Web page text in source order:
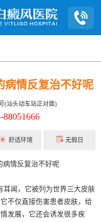
病情反复治不好呢
(汕头动车站正对面)
舒适环境 无假日
耳闻，它被列为世界三大皮肤
不仅直接伤害患者皮肤，给
发展，它还会诱发很多疾